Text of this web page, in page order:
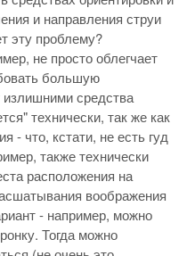
и направления струи
эту проблему?
не просто облегчает
большую
средства
технически, так же как
- что, кстати, не есть гуд
также технически
расположения на
воображения
- например, можно
Тогда можно